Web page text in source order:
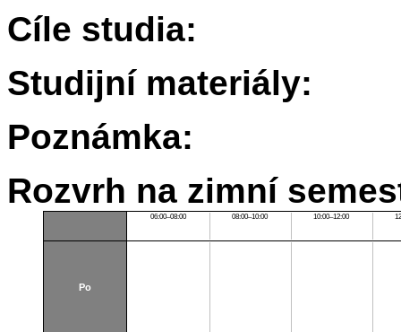
Cíle studia:
Studijní materiály:
Poznámka:
Rozvrh na zimní
06:00–08:00 08:00–10:00 10:00–12:00
Po